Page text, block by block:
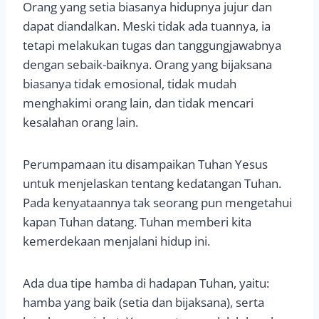
Orang yang setia biasanya hidupnya jujur dan
dapat diandalkan. Meski tidak ada tuannya, ia
tetapi melakukan tugas dan tanggungjawabnya
dengan sebaik-baiknya. Orang yang bijaksana
biasanya tidak emosional, tidak mudah
menghakimi orang lain, dan tidak mencari
kesalahan orang lain.
Perumpamaan itu disampaikan Tuhan Yesus
untuk menjelaskan tentang kedatangan Tuhan.
Pada kenyataannya tak seorang pun mengetahui
kapan Tuhan datang. Tuhan memberi kita
kemerdekaan menjalani hidup ini.
Ada dua tipe hamba di hadapan Tuhan, yaitu:
hamba yang baik (setia dan bijaksana), serta